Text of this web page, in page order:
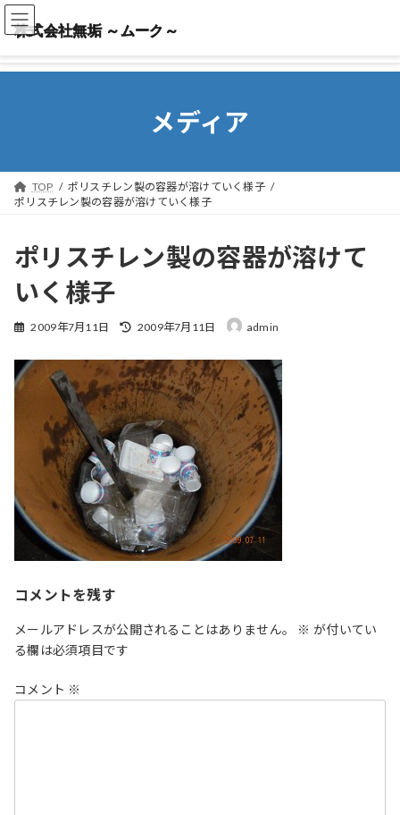
株式会社無垢 ～ムーク～
株式会社無垢 ～ムーク～
メディア
TOP
ポリスチレン製の容器が溶けていく様子
ポリスチレン製の容器が溶けていく様子
ポリスチレン製の容器が溶けて
いく様子
2009年7月11日
最
新
日
時
:
2009年7月11日 admin
コメントを残す
メールアドレスが公開されることはありません。 ※ が付いてい
る欄は必須項目です
コメント ※